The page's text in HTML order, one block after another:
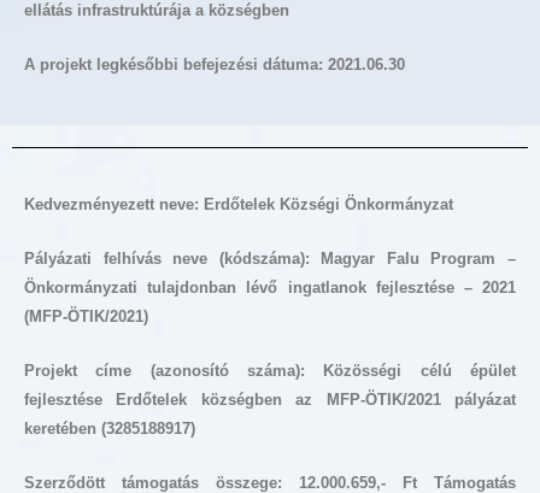
ellátás infrastruktúrája a községben
A projekt legkésőbbi befejezési dátuma: 2021.06.30
Kedvezményezett neve: Erdőtelek Községi Önkormányzat
Pályázati felhívás neve (kódszáma): Magyar Falu Program –
Önkormányzati tulajdonban lévő ingatlanok fejlesztése – 2021
(MFP-ÖTIK/2021)
Projekt címe (azonosító száma):
Közösségi célú épület
fejlesztése Erdőtelek községben az MFP-ÖTIK/2021 pályázat
keretében (3285188917)
Szerződött támogatás összege: 12.000.659,- Ft Támogatás